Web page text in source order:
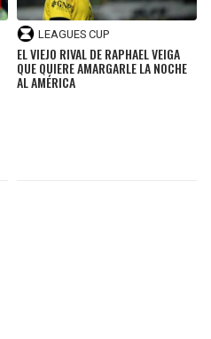
LEAGUES CUP
EL VIEJO RIVAL DE RAPHAEL VEIGA
QUE QUIERE AMARGARLE LA NOCHE
AL AMÉRICA